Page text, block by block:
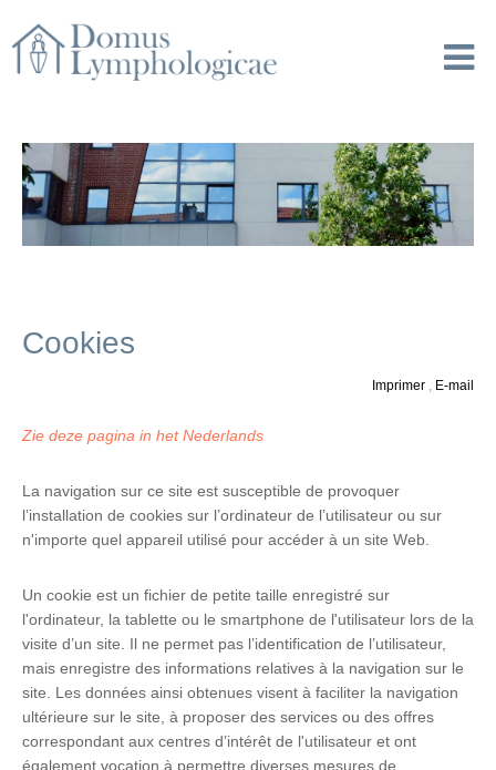
Cookies
Imprimer E-mail
Zie deze pagina in het Nederlands
La navigation sur ce site est susceptible de provoquer
l’installation de cookies sur l’ordinateur de l’utilisateur ou sur
n'importe quel appareil utilisé pour accéder à un site Web.
Un cookie est un fichier de petite taille enregistré sur
l'ordinateur, la tablette ou le smartphone de l'utilisateur lors de la
visite d’un site. Il ne permet pas l’identification de l’utilisateur,
mais enregistre des informations relatives à la navigation sur le
site. Les données ainsi obtenues visent à faciliter la navigation
ultérieure sur le site, à proposer des services ou des offres
correspondant aux centres d’intérêt de l'utilisateur et ont
également vocation à permettre diverses mesures de